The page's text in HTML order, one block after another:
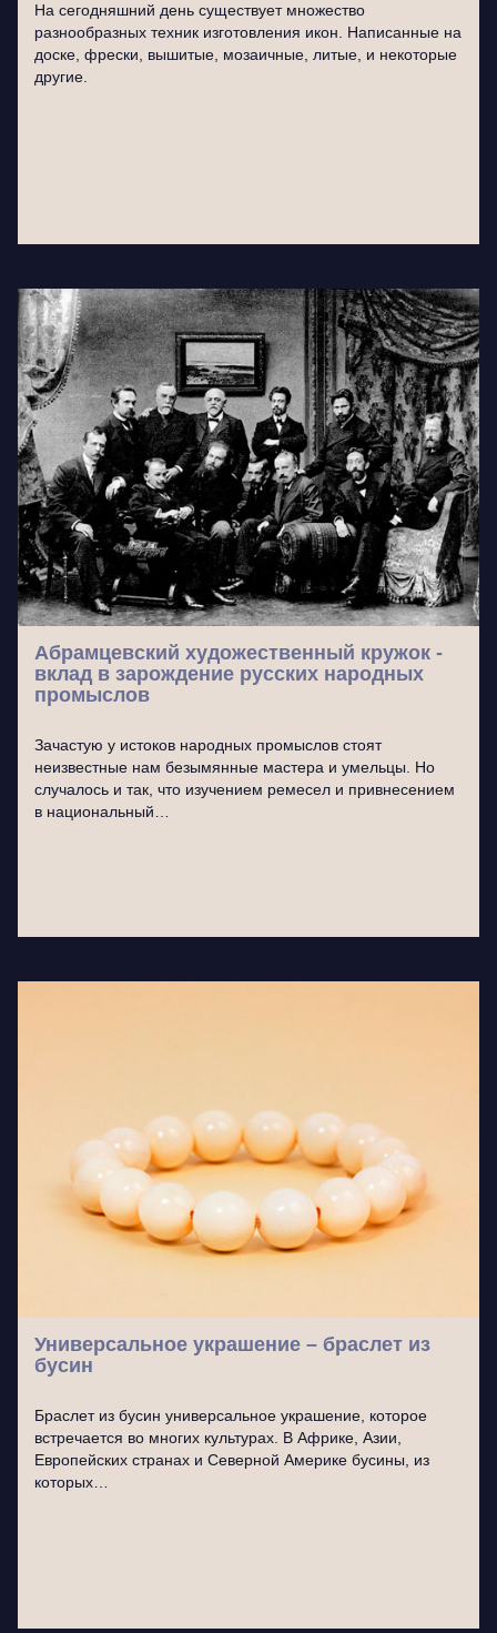
На сегодняшний день существует множество
разнообразных техник изготовления икон. Написанные на
доске, фрески, вышитые, мозаичные, литые, и некоторые
другие.
Абрамцевский художественный кружок -
вклад в зарождение русских народных
промыслов
Зачастую у истоков народных промыслов стоят
неизвестные нам безымянные мастера и умельцы. Но
случалось и так, что изучением ремесел и привнесением
в национальный…
Универсальное украшение – браслет из
бусин
Браслет из бусин универсальное украшение, которое
встречается во многих культурах. В Африке, Азии,
Европейских странах и Северной Америке бусины, из
которых…